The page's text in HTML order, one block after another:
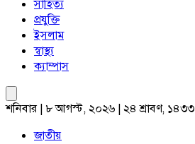
সাহিত্য
প্রযুক্তি
ইসলাম
স্বাস্থ্য
ক্যাম্পাস
শনিবার | ৮ আগস্ট, ২০২৬ | ২৪ শ্রাবণ, ১৪৩৩
জাতীয়